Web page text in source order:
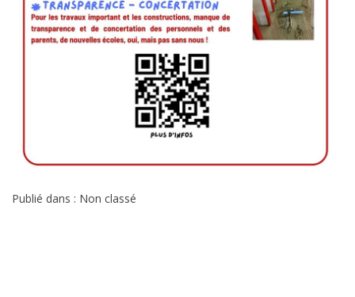
Publié dans : Non classé